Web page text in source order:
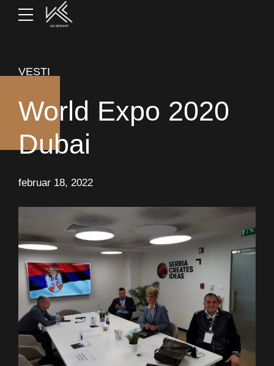
VESTI
World Expo 2020
Dubai
februar 18, 2022